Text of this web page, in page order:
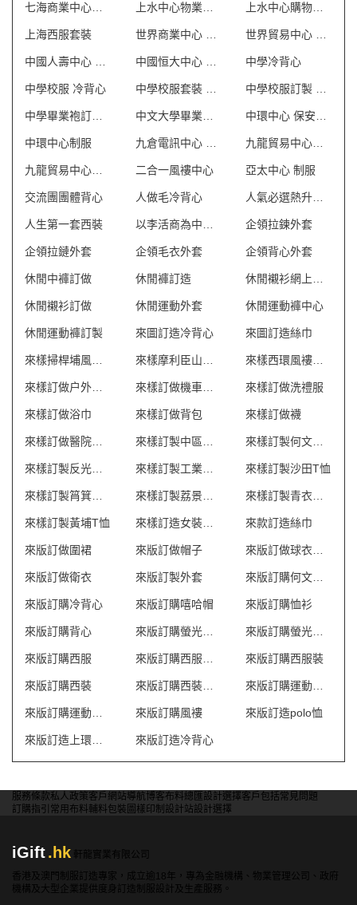
上水中心物業管理會所制服
上海西服套裝
中學冷背心
中學校服 冷背心
中文大學畢業袍訂製
中環中心制服
二合一風褸中心 亞太中心 制服
交流團團體背心 人做毛冷背心
人生第一套西裝 企領拉鍊外套
企領拉鏈外套 企領毛衣外套 企領背心外套
休閒中褲訂做 休閒褲訂造
休閒襯衫訂做 休閒運動外套 休閒運動褲中心
休閒運動褲訂製 來圖訂造冷背心 來圖訂造絲巾
來樣訂做洗禮服
來樣訂做浴巾 來樣訂做背包 來樣訂做襪
來樣訂製工業制服 澳門 來樣訂製沙田T恤
來樣訂製黃埔T恤 來樣訂造女裝潛水褲 來款訂造絲巾
來版訂做圍裙 來版訂做帽子
來版訂做衛衣 來版訂製外套
來版訂購冷背心 來版訂購嘻哈帽 來版訂購恤衫
來版訂購背心 來版訂購螢光背心
來版訂購西服 來版訂購西服裝
來版訂購西裝 來版訂購西裝套裝
來版訂購風褸 來版訂造polo恤
來版訂造冷背心
服務條款私人政策客戶 網站導航博客布料總匯設計選擇客戶包括常見問題
訂購指引 常用布料輔料包裝 圖樣印制 設計站設計選擇
iGift.hk
軒龍實業有限公司
香港及澳門制服訂造專家，成立逾18年，專為金融機構、物業管理公司、政府
機構及大型企業提供度身訂造制服設計及生產服務。